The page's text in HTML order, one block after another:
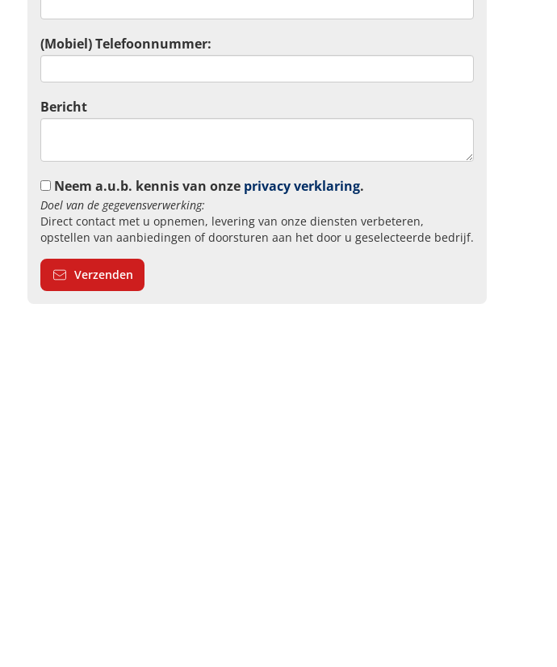
(Mobiel) Telefoonnummer:
Bericht
Neem a.u.b. kennis van onze privacy verklaring.
Doel van de gegevensverwerking:
Direct contact met u opnemen, levering van onze diensten verbeteren,
opstellen van aanbiedingen of doorsturen aan het door u geselecteerde bedrijf.
Verzenden